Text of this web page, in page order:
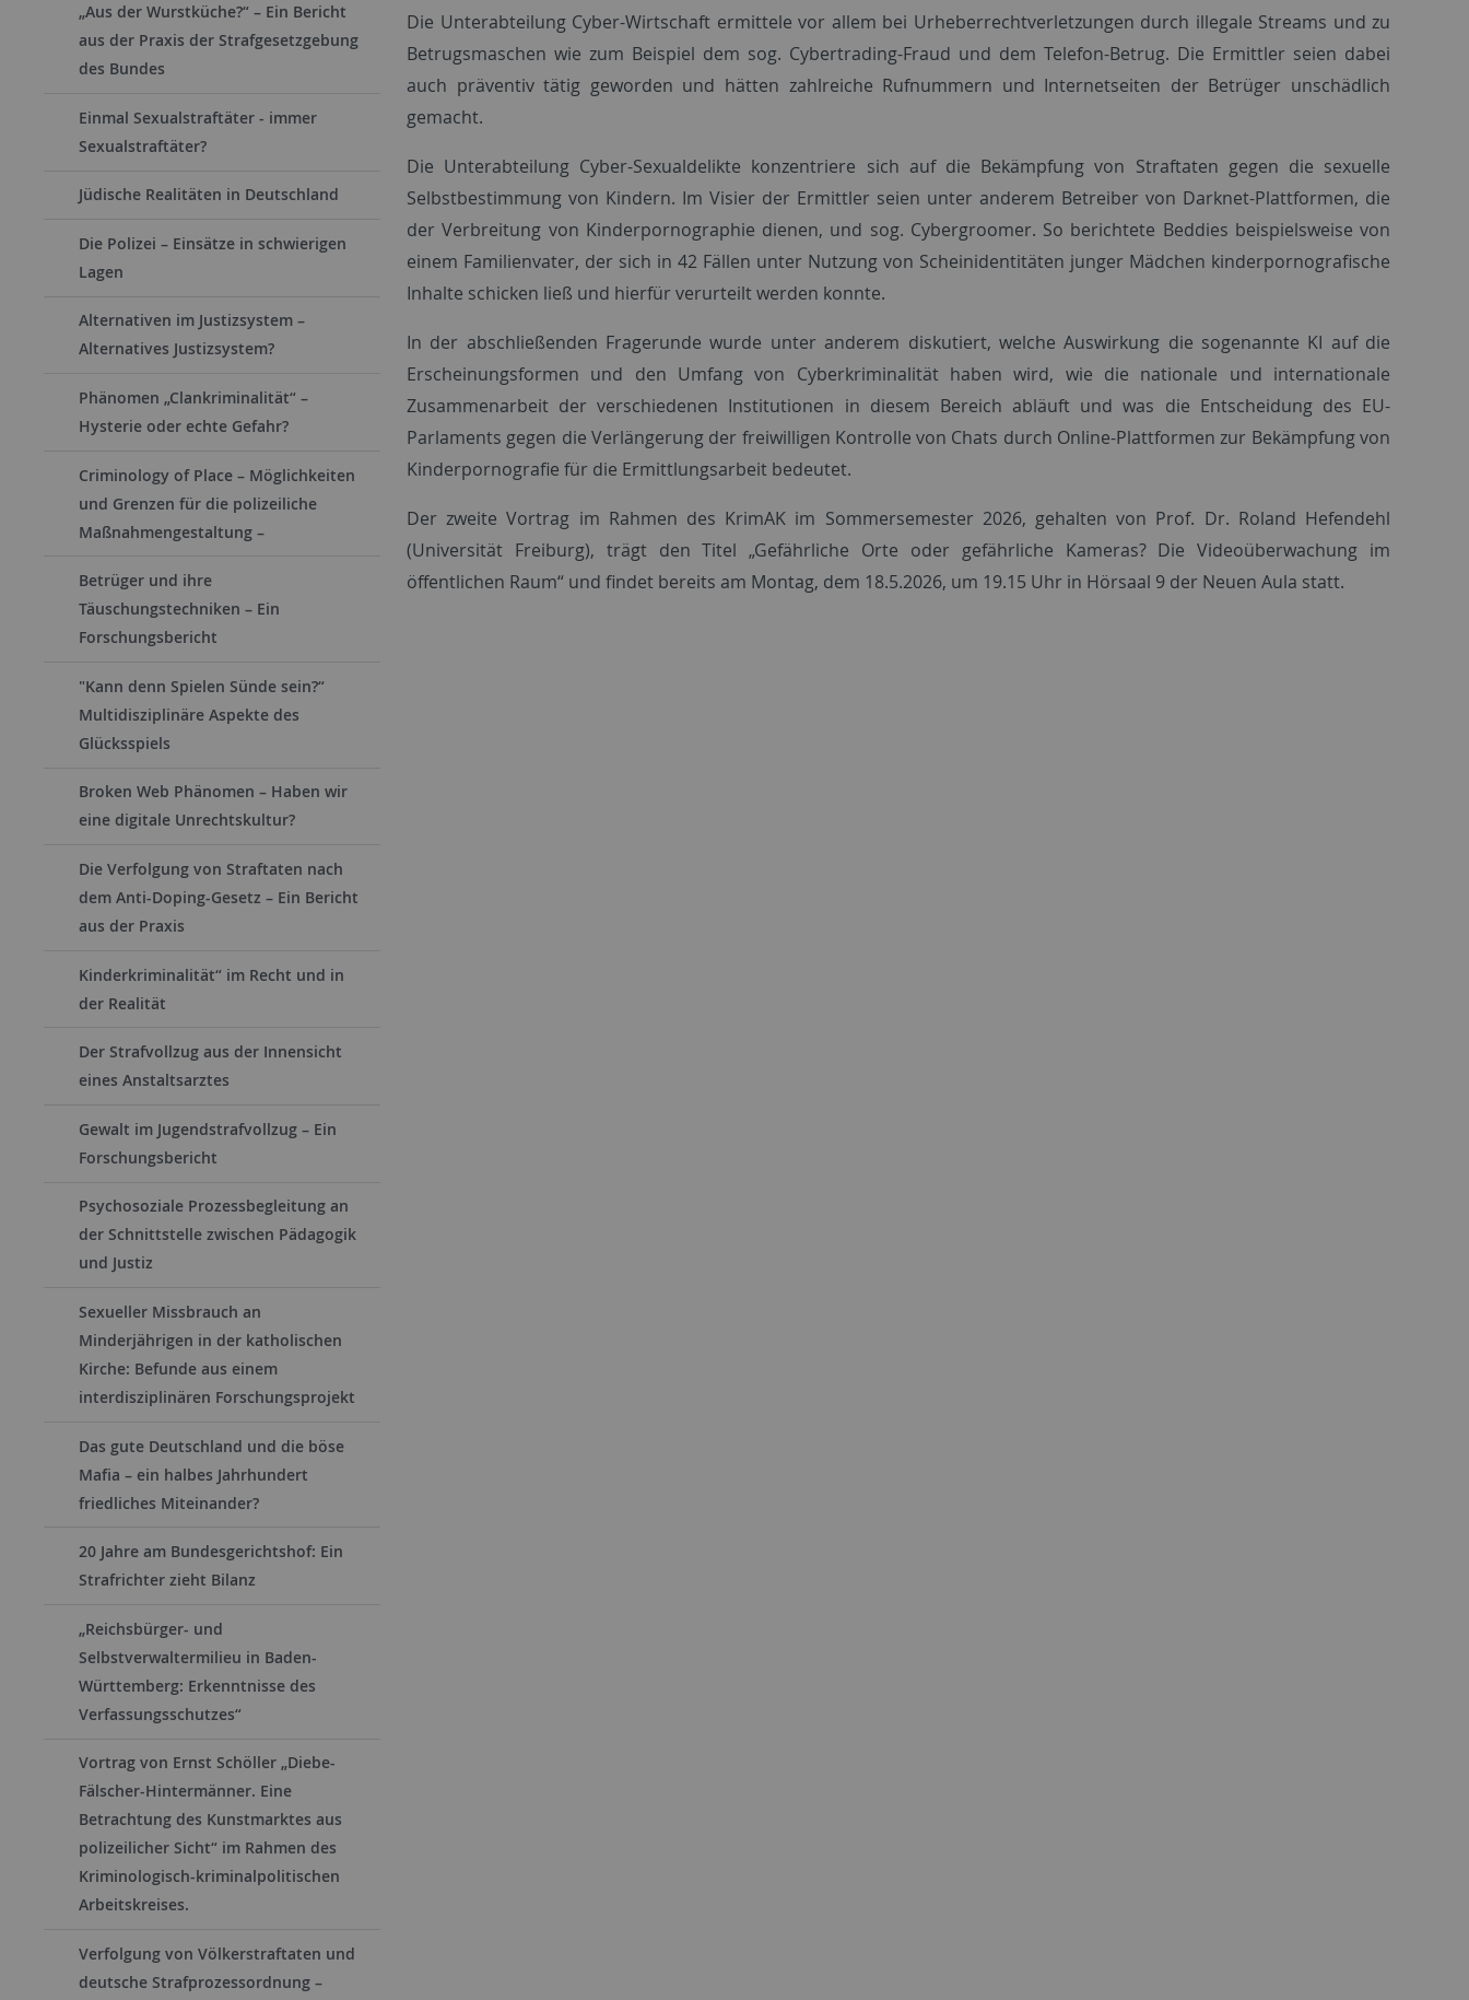
„Aus der Wurstküche?“ – Ein Bericht
aus der Praxis der Strafgesetzgebung
des Bundes
Einmal Sexualstraftäter - immer
Sexualstraftäter?
Jüdische Realitäten in Deutschland
Die Polizei – Einsätze in schwierigen
Lagen
Alternativen im Justizsystem –
Alternatives Justizsystem?
Phänomen „Clankriminalität“ –
Hysterie oder echte Gefahr?
Criminology of Place – Möglichkeiten
und Grenzen für die polizeiliche
Maßnahmengestaltung –
Betrüger und ihre
Täuschungstechniken – Ein
Forschungsbericht
"Kann denn Spielen Sünde sein?“
Multidisziplinäre Aspekte des
Glücksspiels
Broken Web Phänomen – Haben wir
eine digitale Unrechtskultur?
Die Verfolgung von Straftaten nach
dem Anti-Doping-Gesetz – Ein Bericht
aus der Praxis
Kinderkriminalität“ im Recht und in
der Realität
Der Strafvollzug aus der Innensicht
eines Anstaltsarztes
Gewalt im Jugendstrafvollzug – Ein
Forschungsbericht
Psychosoziale Prozessbegleitung an
der Schnittstelle zwischen Pädagogik
und Justiz
Sexueller Missbrauch an
Minderjährigen in der katholischen
Kirche: Befunde aus einem
interdisziplinären Forschungsprojekt
Das gute Deutschland und die böse
Mafia – ein halbes Jahrhundert
friedliches Miteinander?
20 Jahre am Bundesgerichtshof: Ein
Strafrichter zieht Bilanz
„Reichsbürger- und
Selbstverwaltermilieu in Baden-
Württemberg: Erkenntnisse des
Verfassungsschutzes“
Vortrag von Ernst Schöller „Diebe-
Fälscher-Hintermänner. Eine
Betrachtung des Kunstmarktes aus
polizeilicher Sicht“ im Rahmen des
Kriminologisch-kriminalpolitischen
Arbeitskreises.
Verfolgung von Völkerstraftaten und
deutsche Strafprozessordnung –
Die Unterabteilung Cyber-Wirtschaft ermittele vor allem bei Urheberrechtverletzungen durch illegale Streams und zu
Betrugsmaschen wie zum Beispiel dem sog. Cybertrading-Fraud und dem Telefon-Betrug. Die Ermittler seien dabei
auch präventiv tätig geworden und hätten zahlreiche Rufnummern und Internetseiten der Betrüger unschädlich
gemacht.
Die Unterabteilung Cyber-Sexualdelikte konzentriere sich auf die Bekämpfung von Straftaten gegen die sexuelle
Selbstbestimmung von Kindern. Im Visier der Ermittler seien unter anderem Betreiber von Darknet-Plattformen, die
der Verbreitung von Kinderpornographie dienen, und sog. Cybergroomer. So berichtete Beddies beispielsweise von
einem Familienvater, der sich in 42 Fällen unter Nutzung von Scheinidentitäten junger Mädchen kinderpornografische
Inhalte schicken ließ und hierfür verurteilt werden konnte.
In der abschließenden Fragerunde wurde unter anderem diskutiert, welche Auswirkung die sogenannte KI auf die
Erscheinungsformen und den Umfang von Cyberkriminalität haben wird, wie die nationale und internationale
Zusammenarbeit der verschiedenen Institutionen in diesem Bereich abläuft und was die Entscheidung des EU-
Parlaments gegen die Verlängerung der freiwilligen Kontrolle von Chats durch Online-Plattformen zur Bekämpfung von
Kinderpornografie für die Ermittlungsarbeit bedeutet.
Der zweite Vortrag im Rahmen des KrimAK im Sommersemester 2026, gehalten von Prof. Dr. Roland Hefendehl
(Universität Freiburg), trägt den Titel „Gefährliche Orte oder gefährliche Kameras? Die Videoüberwachung im
öffentlichen Raum“ und findet bereits am Montag, dem 18.5.2026, um 19.15 Uhr in Hörsaal 9 der Neuen Aula statt.